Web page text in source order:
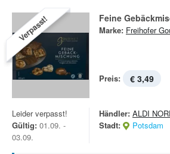
Verpasst! Feine
Marke: Freihofer
Preis: € 3,49
Leider verpasst!
Gültig: 01.09. -
03.09.
Händler: ALDI
Stadt:
Potsdam